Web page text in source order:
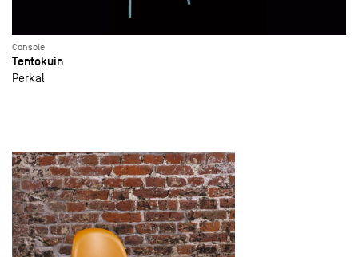
Console
Tentokuin
Perkal